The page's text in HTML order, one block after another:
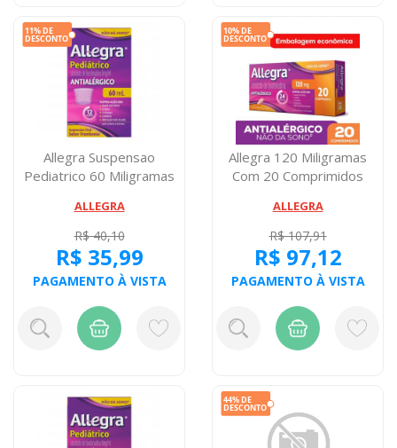
Allegra Suspensao
Pediatrico 60 Miligramas
ALLEGRA
R$ 40,10
R$ 35,99
PAGAMENTO À VISTA
Allegra 120 Miligramas
Com 20 Comprimidos
ALLEGRA
R$ 107,91
R$ 97,12
PAGAMENTO À VISTA